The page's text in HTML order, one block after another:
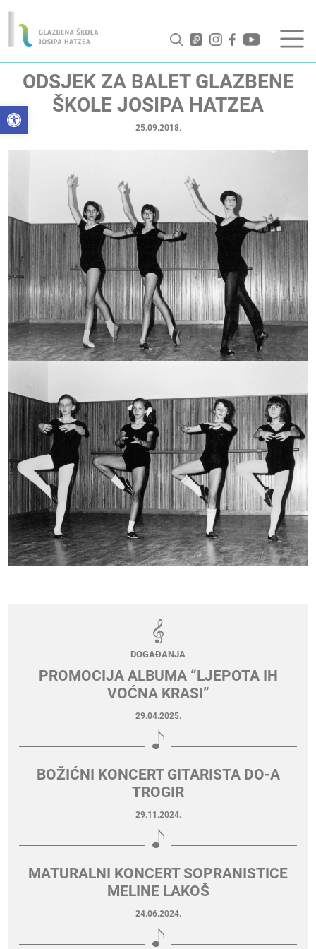
Open toolbar
ODSJEK ZA BALET GLAZBENE
ŠKOLE JOSIPA HATZEA
25.09.2018.
DOGAĐANJA
PROMOCIJA ALBUMA “LJEPOTA IH
VOĆNA KRASI”
29.04.2025.
BOŽIĆNI KONCERT GITARISTA DO-A
TROGIR
29.11.2024.
MATURALNI KONCERT SOPRANISTICE
MELINE LAKOŠ
24.06.2024.